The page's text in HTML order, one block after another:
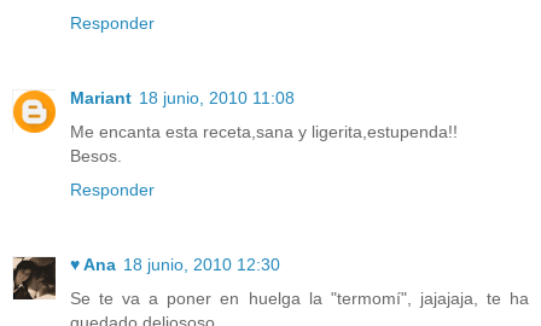
Responder
Mariant 18 junio, 2010 11:08
Me encanta esta receta,sana y ligerita,estupenda!!
Besos.
Responder
♥ Ana 18 junio, 2010 12:30
Se te va a poner en huelga la "termomí", jajajaja, te ha